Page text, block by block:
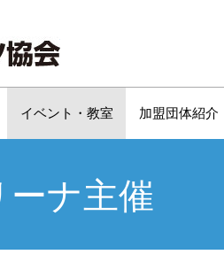
公益財
イベント・教室 加盟団体紹介
ナ主催